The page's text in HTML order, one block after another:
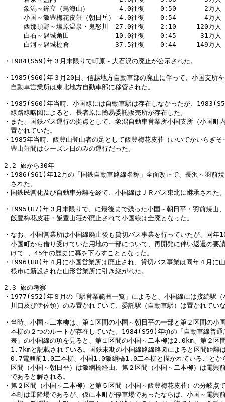
象潟～鉾立（鳥海山）　　　　 4.0往復    0:50       2万人
小国～飯豊梅花皮荘（朝日岳） 4.0往復    0:54       4万人
西那須野～塩原温泉・鬼怒川　27.0往復    2:10     120万人
白石～磐城角田　　　　　　　10.0往復    0:45      31万
白河～磐城棚倉　　　　　　　37.5往復    0:44     149万人
・1984(S59)年３月末限りで町原～大石沢の廃止が公示された。
・1985(S60)年３月20日、信越地方自動車部の廃止に伴って、小国支所
自動車営業所は東北地方自動車部に移管された。
・1985(S60)年当時、小国線には自動車駅は存在しなかったが、
線路線略図によると、長者原に簡易委託販売所が存在した。
・また、国鉄バス運行の拠点として、象潟自動車営業所小国支所（小国町
置かれていた。
・1985年当時、飯豊山登山者の足として飯豊梅花皮荘（いいでかいらぎそ
豊山荘間はシーズン日のみの運行だった。
2.2 旅から30年
・1986(S61)年12月の「国鉄自動車路線名称」全面改正で、長沢～羽前
された。
・国鉄民営化及び自動車分離を経て、小国線はＪＲバス東北に継承された
・1995(H7)年３月末限りで、に最後まで残った小国～朝日平・羽前焼山
飯豊梅花皮荘・飯豊山荘が廃止されて小国線は全廃となった。
・なお、小国営業所は小国線廃止後も貸切バス事業を行っていたが、同年
小国町から借り受けていた用地の一部について、再開発に伴い返還の要
けて 、45年の歴史に幕を下ろすこととなった。
・1996(H8)年４月に小国営業所は廃止され、貸切バス事業は同年４月に
根市に新設された山形営業所に引き継がれた。
2.3 旅の考察
・1977(S52)年８月の「駅営業範囲一覧」によると、小国線には接続駅（
川口及び伊佐領）のみ置かれていて、委託駅（自動車駅）は置かれてい
・当時、小国～二本柳は、第１区間の小国～朝日平の一部と第２区間の小
本柳の２つのルートが存在していた。1984(S59)年頃の「自動車線普通
表」の小国線の項を見ると、第１区間の小国～二本柳は2.0km、第２区
1.7kmと記載されている。国鉄末期の小国線路線略図によると区間距離
0.7電興前1.0二本柳、小国1.0飯綱橋1.0二本柳と描かれていることか
区間（小国～朝日平）は飯綱橋経由、第２区間（小国～二本柳）は電興
であると解される。
・第２区間（小国～二本柳）と第５区間（小国～飯豊梅花皮荘）の分岐点
本町は乗降場であるが、仮に本町が停車場であったならば、小国～電興